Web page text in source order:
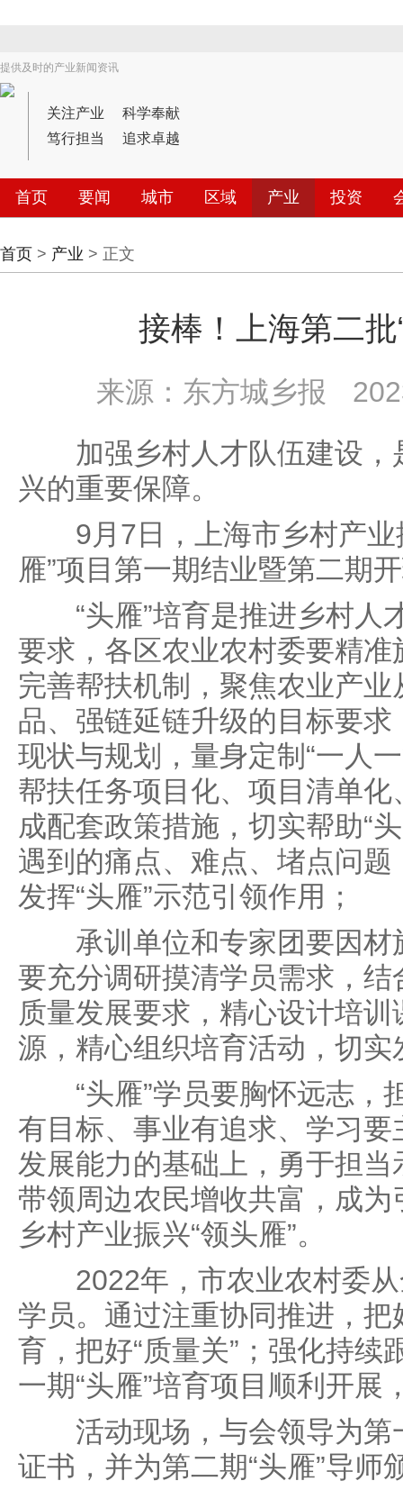
提供及时的产业新闻资讯
关注产业
科学奉献
笃行担当
追求卓越
首页 要闻 城市 区域 产业 投资
首页 > 产业 > 正文
接棒！上海第二批
来源：东方城乡报
加强乡村人才队伍建设，
兴的重要保障。
9月7日，上海市乡村产业
雁”项目第一期结业暨第二期
“头雁”培育是推进乡村人
要求，各区农业农村委要精
完善帮扶机制，聚焦农业产
品、强链延链升级的目标要求
现状与规划，量身定制“一人
帮扶任务项目化、项目清单
成配套政策措施，切实帮助“
遇到的痛点、难点、堵点问
发挥“头雁”示范引领作用；
承训单位和专家团要因材
要充分调研摸清学员需求，
质量发展要求，精心设计培
源，精心组织培育活动，切
“头雁”学员要胸怀远志，
有目标、事业有追求、学习
发展能力的基础上，勇于担
带领周边农民增收共富，成
乡村产业振兴“领头雁”。
2022年，市农业农村委从
学员。通过注重协同推进，把
育，把好“质量关”；强化持续
一期“头雁”培育项目顺利开展
活动现场，与会领导为第
证书，并为第二期“头雁”导师